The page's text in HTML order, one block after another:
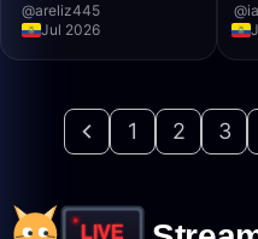
@areliz445
Jul 2026
@
1 2 3